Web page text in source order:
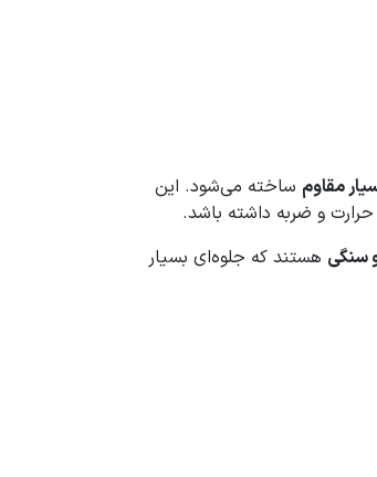
مقاوم ساخته می‌شود. این
و ضربه داشته باشد.
سنگی هستند که جلوه‌ای بسیار